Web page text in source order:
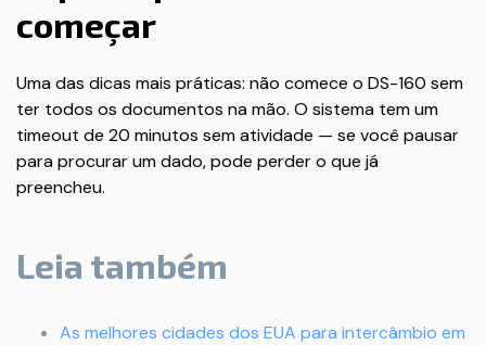
começar
Uma das dicas mais práticas: não comece o DS-160 sem
ter todos os documentos na mão. O sistema tem um
timeout de 20 minutos sem atividade — se você pausar
para procurar um dado, pode perder o que já
preencheu.
Leia também
As melhores cidades dos EUA para intercâmbio em